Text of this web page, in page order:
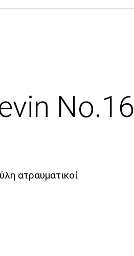
Νο.16
ατραυματικοί